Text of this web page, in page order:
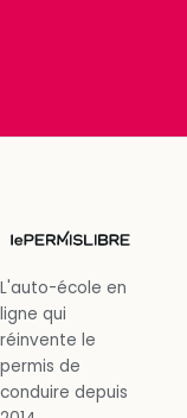
L'auto-école en
ligne qui
réinvente le
permis de
conduire depuis